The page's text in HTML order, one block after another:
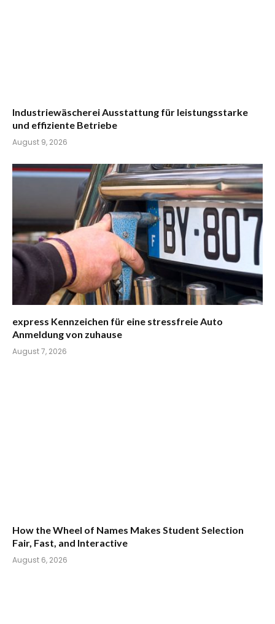
Industriewäscherei Ausstattung für leistungsstarke
und effiziente Betriebe
August 9, 2026
express Kennzeichen für eine stressfreie Auto
Anmeldung von zuhause
August 7, 2026
How the Wheel of Names Makes Student Selection
Fair, Fast, and Interactive
August 6, 2026